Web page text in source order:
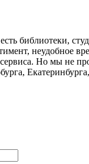
библиотеки,
неудобное
Но мы не